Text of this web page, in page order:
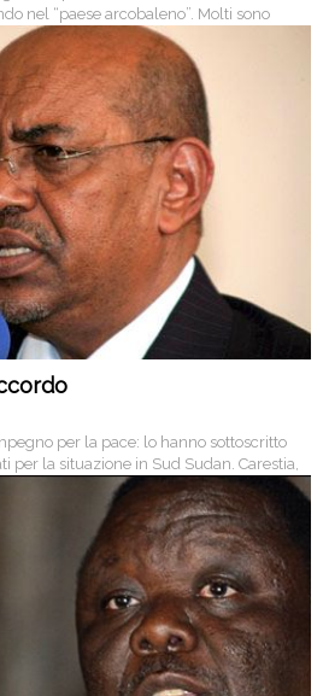
nel “paese arcobaleno”. Molti sono
Abbiamo seguito le loro tracce.
per la pace: lo hanno sottoscritto
per la situazione in Sud Sudan. Carestia,
contese territoriali: il paese rischia una